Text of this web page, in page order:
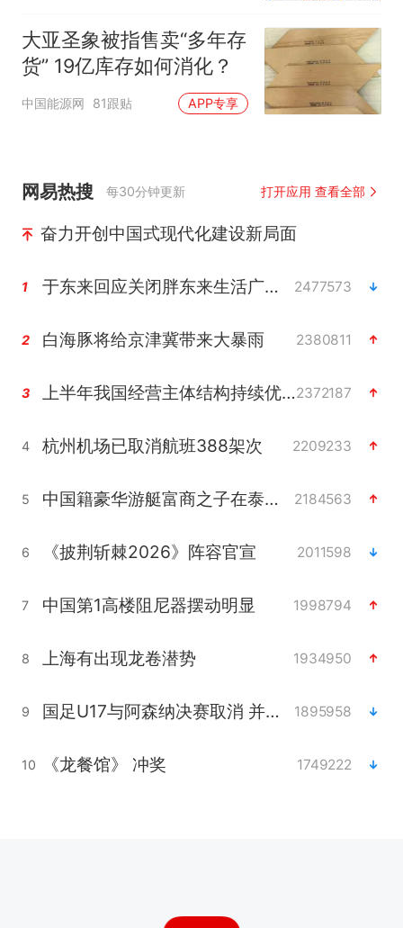
大亚圣象被指售卖“多年存
货” 19亿库存如何消化？
中国能源网 81跟贴 APP专享
网易热搜 每30分钟更新 打开应用 查看全部
奋力开创中国式现代化建设新局面
1 于东来回应关闭胖东来生活广场店 2477573
2 白海豚将给京津冀带来大暴雨 2380811
3 上半年我国经营主体结构持续优化2372187
4 杭州机场已取消航班388架次 2209233
5 中国籍豪华游艇富商之子在泰国被杀 2184563
6 《披荆斩棘2026》阵容官宣 2011598
7 中国第1高楼阻尼器摆动明显 1998794
8 上海有出现龙卷潜势 1934950
9 国足U17与阿森纳决赛取消 并列冠军 1895958
10 《龙餐馆》 冲奖 1749222